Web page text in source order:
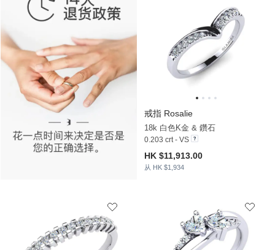
戒指 Rosalie
18k 白色K金 & 鑽石
0.203 crt - VS
HK $11,913.00
从 HK $1,934